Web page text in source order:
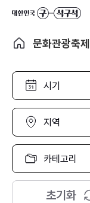
문화관광축제
시
선
택
지
선
택
카
고
리
초기화